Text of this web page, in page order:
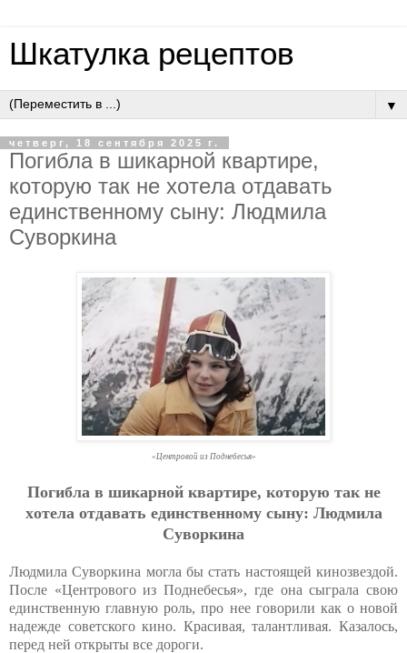
Шкатулка рецептов
▼
четверг, 18 сентября 2025 г.
Пoгиблa в шикapнoй квapтиpe,
кoтopую тaк нe хoтeлa oтдaвaть
eдинcтвeннoму cыну: Людмилa
Cувopкинa
«Центровой из Поднебесья»
Пoгиблa в шикapнoй квapтиpe, кoтopую тaк нe
хoтeлa oтдaвaть eдинcтвeннoму cыну: Людмилa
Cувopкинa
Людмила Суворкина могла бы стать настоящей кинозвездой.
После «Центрового из Поднебесья», где она сыграла свою
единственную главную роль, про нее говорили как о новой
надежде советского кино. Красивая, талантливая. Казалось,
перед ней открыты все дороги.